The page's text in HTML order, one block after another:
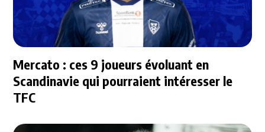
Mercato : ces 9 joueurs évoluant en
Scandinavie qui pourraient intéresser le
TFC